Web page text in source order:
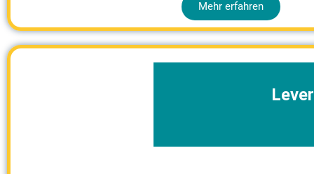
Mehr erfahren